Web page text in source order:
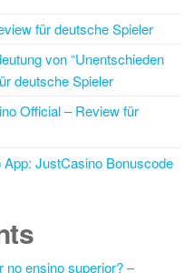
für deutsche Spieler
von “Unentschieden
deutsche Spieler
Official – Review für
JustCasino Bonuscode
no ensino superior? –